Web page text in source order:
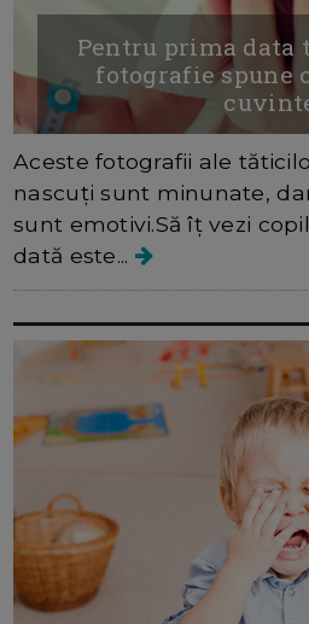
Pentru prima data
fotografie spune
Aceste fotografii ale
nascuți sunt minunate,
sunt emotivi.Să îț vezi
dată este...